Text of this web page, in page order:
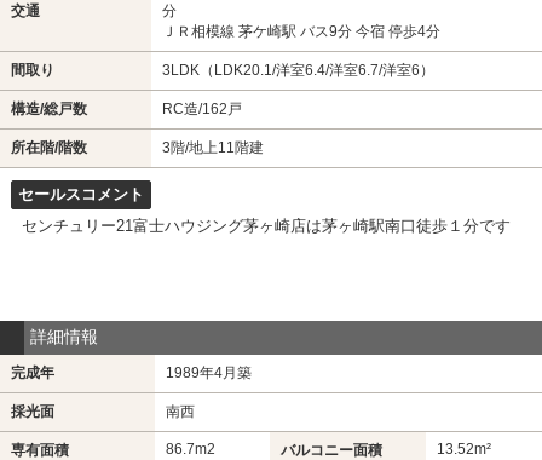
交通
分
ＪＲ相模線 茅ケ崎駅 バス9分 今宿 停歩4分
間取り 3LDK（LDK20.1/洋室6.4/洋室6.7/洋室6）
構造/総戸数 RC造/162戸
所在階/階数 3階/地上11階建
セールスコメント
センチュリー21富士ハウジング茅ヶ崎店は茅ヶ崎駅南口徒歩１分です
詳細情報
完成年 1989年4月築
採光面 南西
専有面積 86.7m2 バルコニー面積 13.52m²